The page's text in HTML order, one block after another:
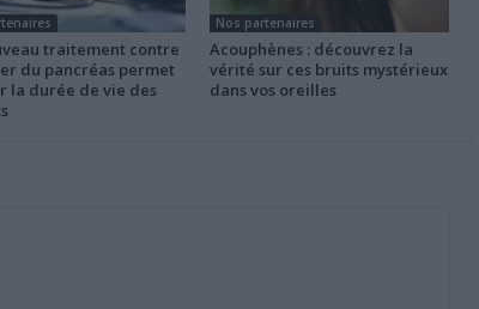
traitement contre
du pancréas permet
la durée de vie des
Nos partenaires
Acouphènes : découvrez la
vérité sur ces bruits mystérieux
dans vos oreilles